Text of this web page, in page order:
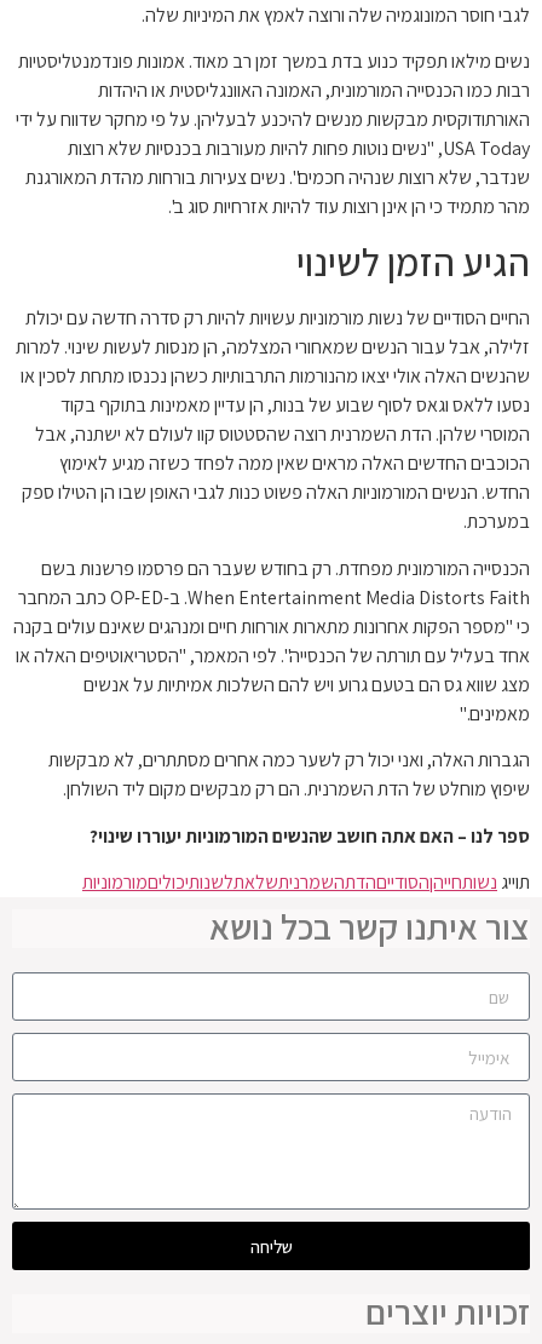
לגבי חוסר המונוגמיה שלה ורוצה לאמץ את המיניות שלה.
נשים מילאו תפקיד כנוע בדת במשך זמן רב מאוד. אמונות פונדמנטליסטיות
רבות כמו הכנסייה המורמונית, האמונה האוונגליסטית או היהדות
האורתודוקסית מבקשות מנשים להיכנע לבעליהן. על פי מחקר שדווח על ידי
USA Today, "נשים נוטות פחות להיות מעורבות בכנסיות שלא רוצות
שנדבר, שלא רוצות שנהיה חכמים". נשים צעירות בורחות מהדת המאורגנת
מהר מתמיד כי הן אינן רוצות עוד להיות אזרחיות סוג ב'.
הגיע הזמן לשינוי
החיים הסודיים של נשות מורמוניות עשויות להיות רק סדרה חדשה עם יכולת
זלילה, אבל עבור הנשים שמאחורי המצלמה, הן מנסות לעשות שינוי. למרות
שהנשים האלה אולי יצאו מהנורמות התרבותיות כשהן נכנסו מתחת לסכין או
נסעו ללאס וגאס לסוף שבוע של בנות, הן עדיין מאמינות בתוקף בקוד
המוסרי שלהן. הדת השמרנית רוצה שהסטטוס קוו לעולם לא ישתנה, אבל
הכוכבים החדשים האלה מראים שאין ממה לפחד כשזה מגיע לאימוץ
החדש. הנשים המורמוניות האלה פשוט כנות לגבי האופן שבו הן הטילו ספק
במערכת.
הכנסייה המורמונית מפחדת. רק בחודש שעבר הם פרסמו פרשנות בשם
When Entertainment Media Distorts Faith. ב-OP-ED כתב המחבר
כי "מספר הפקות אחרונות מתארות אורחות חיים ומנהגים שאינם עולים בקנה
אחד בעליל עם תורתה של הכנסייה". לפי המאמר, "הסטריאוטיפים האלה או
מצג שווא גס הם בטעם גרוע ויש להם השלכות אמיתיות על אנשים
מאמינים."
הגברות האלה, ואני יכול רק לשער כמה אחרים מסתתרים, לא מבקשות
שיפוץ מוחלט של הדת השמרנית. הם רק מבקשים מקום ליד השולחן.
ספר לנו – האם אתה חושב שהנשים המורמוניות יעוררו שינוי?
תוייג נשותחייהןהסודייםהדתהשמרניתשלאתלשנותיכוליםמורמוניות
צור איתנו קשר בכל נושא
שליחה
זכויות יוצרים